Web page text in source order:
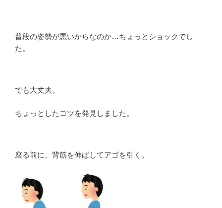
普段の姿勢が悪いからなのか…ちょっとショックでし
た。
でも大丈夫。
ちょっとしたコツを発見しました。
座る前に、背筋を伸ばしてアゴを引く。